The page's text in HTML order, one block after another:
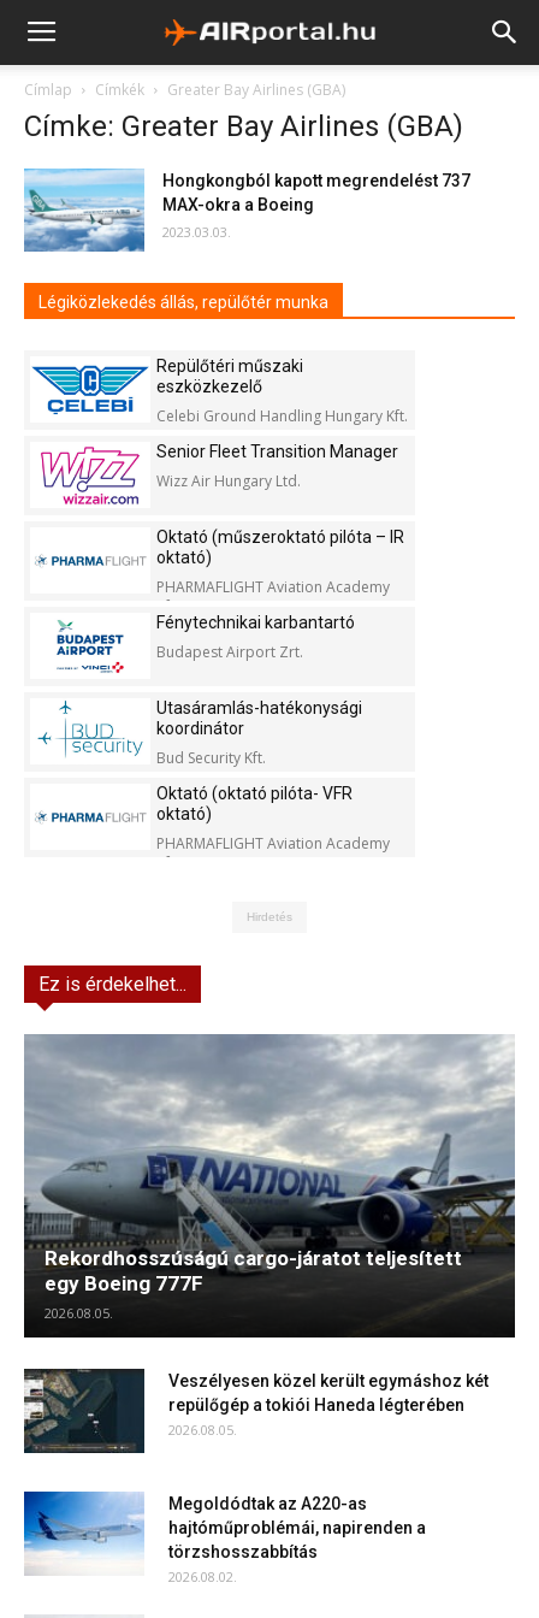
Címlap Címkék Greater Bay Airlines (GBA)
Címke: Greater Bay Airlines (GBA)
Hongkongból kapott megrendelést 737
MAX-okra a Boeing
2023.03.03.
Légiközlekedés állás, repülőtér munka
Repülőtéri műszaki
eszközkezelő
Celebi Ground Handling Hungary Kft.
Senior Fleet Transition Manager
Wizz Air Hungary Ltd.
Oktató (műszeroktató pilóta – IR
oktató)
PHARMAFLIGHT Aviation Academy
Kft.
Fénytechnikai karbantartó
Budapest Airport Zrt.
Utasáramlás-hatékonysági
koordinátor
Bud Security Kft.
Oktató (oktató pilóta- VFR
oktató)
PHARMAFLIGHT Aviation Academy
Kft.
Hirdetés
Ez is érdekelhet...
Rekordhosszúságú cargo-járatot teljesített
egy Boeing 777F
2026.08.05.
Veszélyesen közel került egymáshoz két
repülőgép a tokiói Haneda légterében
2026.08.05.
Megoldódtak az A220-as
hajtóműproblémái, napirenden a
törzshosszabbítás
2026.08.02.